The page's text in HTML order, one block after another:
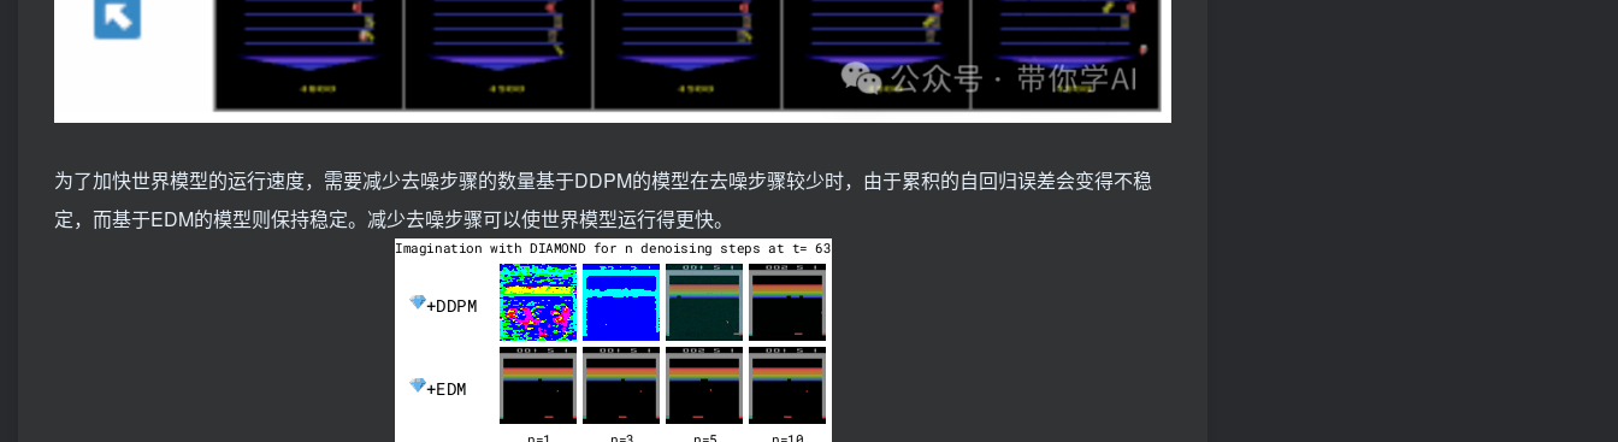
为了加快世界模型的运行速度，需要减少去噪步骤的数量基于DDPM的模型在去噪步骤较少时，由于累积的自回归误差会变得不稳
定，而基于EDM的模型则保持稳定。减少去噪步骤可以使世界模型运行得更快。